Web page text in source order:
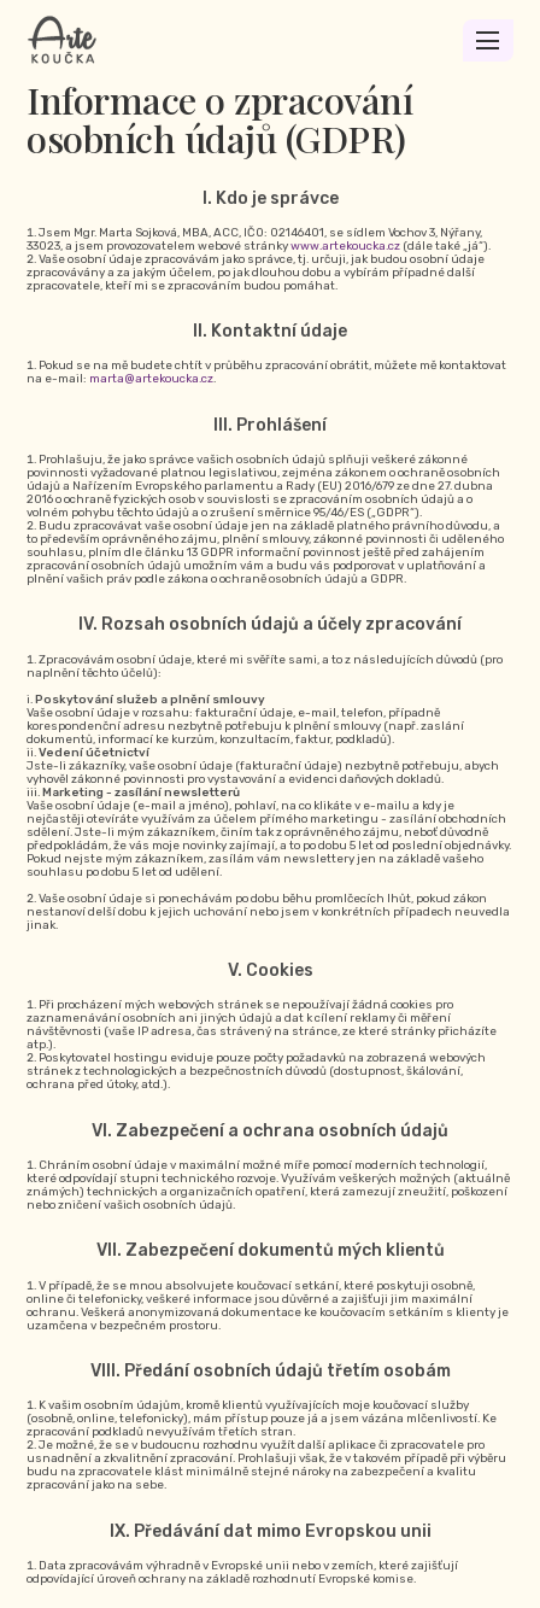
Informace o zpracování
osobních údajů (GDPR)
Kdo je správce
Jsem Mgr. Marta Sojková, MBA, ACC, IČO: 02146401, se sídlem Vochov 3, Nýřany,
33023, a jsem provozovatelem webové stránkywww.artekoucka.cz (dále také „já“).
Vaše osobní údaje zpracovávám jako správce, tj. určuji, jak budou osobní údaje
zpracovávány a za jakým účelem, po jak dlouhou dobu a vybírám případné další
zpracovatele, kteří mi se zpracováním budou pomáhat.
Kontaktní údaje
Pokud se na mě budete chtít v průběhu zpracování obrátit, můžete mě kontaktovat
na e-mail: marta@artekoucka.cz.
Prohlášení
Prohlašuju, že jako správce vašich osobních údajů splňuji veškeré zákonné
povinnosti vyžadované platnou legislativou, zejména zákonem o ochraně osobních
údajů a Nařízením Evropského parlamentu a Rady (EU) 2016/679 ze dne 27. dubna
2016 o ochraně fyzických osob v souvislosti se zpracováním osobních údajů a o
volném pohybu těchto údajů a o zrušení směrnice 95/46/ES („GDPR“).
Budu zpracovávat vaše osobní údaje jen na základě platného právního důvodu, a
to především oprávněného zájmu, plnění smlouvy, zákonné povinnosti či uděleného
souhlasu, plním dle článku 13 GDPR informační povinnost ještě před zahájením
zpracování osobních údajů umožním vám a budu vás podporovat v uplatňování a
plnění vašich práv podle zákona o ochraně osobních údajů a GDPR.
Rozsah osobních údajů a účely zpracování
Zpracovávám osobní údaje, které mi svěříte sami, a to z následujících důvodů (pro
naplnění těchto účelů):
Poskytování služeb a plnění smlouvy
Vaše osobní údaje v rozsahu: fakturační údaje, e-mail, telefon, případně
korespondenční adresu nezbytně potřebuju k plnění smlouvy (např. zaslání
dokumentů, informací ke kurzům, konzultacím, faktur, podkladů).
Vedení účetnictví
Jste-li zákazníky, vaše osobní údaje (fakturační údaje) nezbytně potřebuju, abych
vyhověl zákonné povinnosti pro vystavování a evidenci daňových dokladů.
Marketing - zasílání newsletterů
Vaše osobní údaje (e-mail a jméno), pohlaví, na co klikáte v e-mailu a kdy je
nejčastěji otevíráte využívám za účelem přímého marketingu - zasílání obchodních
sdělení. Jste-li mým zákazníkem, činím tak z oprávněného zájmu, neboť důvodně
předpokládám, že vás moje novinky zajímají, a to po dobu 5 let od poslední objednávky.
Pokud nejste mým zákazníkem, zasílám vám newslettery jen na základě vašeho
souhlasu po dobu 5 let od udělení.
Vaše osobní údaje si ponechávám po dobu běhu promlčecích lhůt, pokud zákon
nestanoví delší dobu k jejich uchování nebo jsem v konkrétních případech neuvedla
jinak.
Cookies
Při procházení mých webových stránek se nepoužívají žádná cookies pro
zaznamenávání osobních ani jiných údajů a dat k cílení reklamy či měření
návštěvnosti (vaše IP adresa, čas strávený na stránce, ze které stránky přicházíte
atp.).
Poskytovatel hostingu eviduje pouze počty požadavků na zobrazená webových
stránek z technologických a bezpečnostních důvodů (dostupnost, škálování,
ochrana před útoky, atd.).
Zabezpečení a ochrana osobních údajů
Chráním osobní údaje v maximální možné míře pomocí moderních technologií,
které odpovídají stupni technického rozvoje. Využívám veškerých možných (aktuálně
známých) technických a organizačních opatření, která zamezují zneužití, poškození
nebo zničení vašich osobních údajů.
Zabezpečení dokumentů mých klientů
V případě, že se mnou absolvujete koučovací setkání, které poskytuji osobně,
online či telefonicky, veškeré informace jsou důvěrné a zajišťuji jim maximální
ochranu. Veškerá anonymizovaná dokumentace ke koučovacím setkáním s klienty je
uzamčena v bezpečném prostoru.
Předání osobních údajů třetím osobám
K vašim osobním údajům, kromě klientů využívajících moje koučovací služby
(osobně, online, telefonicky), mám přístup pouze já a jsem vázána mlčenlivostí. Ke
zpracování podkladů nevyužívám třetích stran.
Je možné, že se v budoucnu rozhodnu využít další aplikace či zpracovatele pro
usnadnění a zkvalitnění zpracování. Prohlašuji však, že v takovém případě při výběru
budu na zpracovatele klást minimálně stejné nároky na zabezpečení a kvalitu
zpracování jako na sebe.
Předávání dat mimo Evropskou unii
Data zpracovávám výhradně v Evropské unii nebo v zemích, které zajišťují
odpovídající úroveň ochrany na základě rozhodnutí Evropské komise.